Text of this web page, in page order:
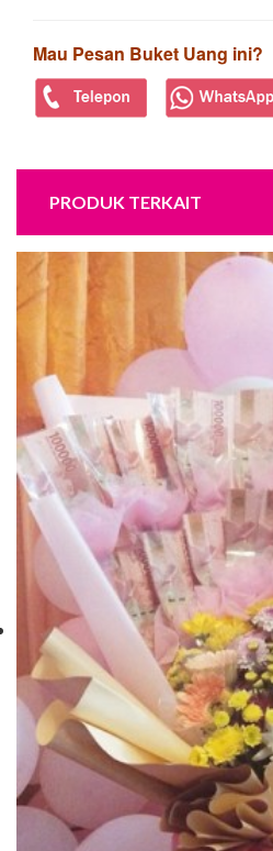
Mau Pesan Buket Uang ini?
PRODUK TERKAIT